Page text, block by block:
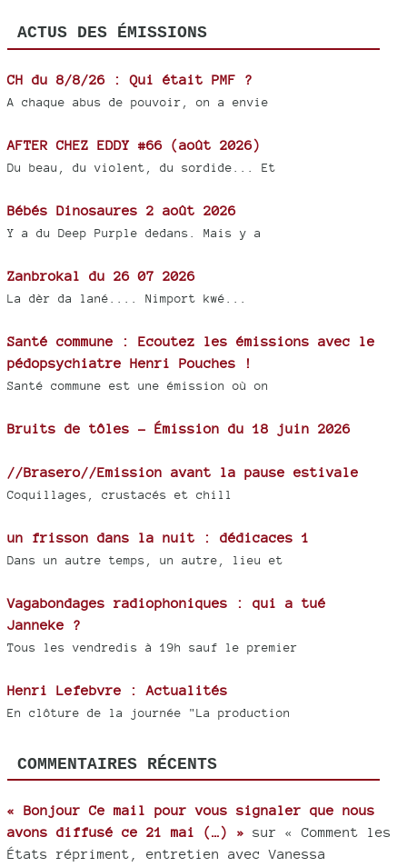
ACTUS DES ÉMISSIONS
CH du 8/8/26 : Qui était PMF ?
A chaque abus de pouvoir, on a envie
AFTER CHEZ EDDY #66 (août 2026)
Du beau, du violent, du sordide... Et
Bébés Dinosaures 2 août 2026
Y a du Deep Purple dedans. Mais y a
Zanbrokal du 26 07 2026
La dèr da lané.... Nimport kwé...
Santé commune : Ecoutez les émissions avec le
pédopsychiatre Henri Pouches !
Santé commune est une émission où on
Bruits de tôles - Émission du 18 juin 2026
//Brasero//Emission avant la pause estivale
Coquillages, crustacés et chill
un frisson dans la nuit : dédicaces 1
Dans un autre temps, un autre, lieu et
Vagabondages radiophoniques : qui a tué
Janneke ?
Tous les vendredis à 19h sauf le premier
Henri Lefebvre : Actualités
En clôture de la journée "La production
COMMENTAIRES RÉCENTS
« Bonjour Ce mail pour vous signaler que nous
avons diffusé ce 21 mai (…) » sur « Comment les
États répriment, entretien avec Vanessa